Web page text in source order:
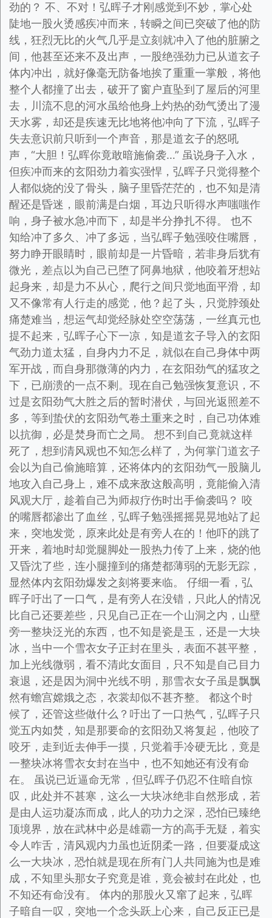
劲的？ 不、不对！弘晖子才刚感觉到不妙，掌心处
陡地一股火烫感疾冲而来，转瞬之间已突破了他的防
线，狂烈无比的火气几乎是立刻就冲入了他的脏腑之
间，他甚至还来不及出声，一股绝强劲力已从道玄子
体内冲出，就好像毫无防备地挨了重重一掌般，将他
整个人都撞了出去，破开了窗户直坠到了屋后的河里
去，川流不息的河水虽给他身上灼热的劲气烫出了漫
天水雾，却还是疾速无比地将他冲向了下流，弘晖子
失去意识前只听到一个声音，那是道玄子的怒吼
声，“大胆！弘晖你竟敢暗施偷袭…” 虽说身子入水，
但疾冲而来的玄阳劲力着实强悍，弘晖子只觉得整个
人都似烧的没了骨头，脑子里昏茫茫的，也不知是清
醒还是昏迷，眼前满是白烟，耳边只听得水声嗤嗤作
响，身子被水急冲而下，却是半分挣扎不得。 也不
知给冲了多久、冲了多远，当弘晖子勉强咬住嘴唇，
努力睁开眼睛时，眼前却是一片昏暗，若非身后犹有
微光，差点以为自己已堕了阿鼻地狱，他咬着牙想站
起身来，却是力不从心，爬行之间只觉地面平滑，却
又不像常有人行走的感觉，他？起了头，只觉脖颈处
痛楚难当，想运气却觉经脉处空空荡荡，一丝真元也
提不起来，弘晖子心下一凉，知是道玄子导入的玄阳
气劲力道太猛，自身内力不足，就似在自己身体中两
军开战，而自身那微薄的内力，在玄阳劲气的猛攻之
下，已崩溃的一点不剩。现在自己勉强恢复意识，不
过是玄阳劲气大胜之后的暂时潜伏，与回光返照差不
多，等到蛰伏的玄阳劲气卷土重来之时，自己功体难
以抗御，必是焚身而亡之局。 想不到自己竟就这样
死了，想到清风观也不知怎么样了，为何掌门道玄子
会以为自己偷施暗算，还将体内的玄阳劲气一股脑儿
地攻入自己身上，难不成来敌这般高明，竟能偷入清
风观大厅，趁着自己为师叔疗伤时出手偷袭吗？ 咬
的嘴唇都渗出了血丝，弘晖子勉强摇摇晃晃地站了起
来，突地发觉，原来此处是有旁人在的！他吓的跳了
开来，着地时却觉腿脚处一股热力传了上来，烧的他
又昏沈了些，连小腿撞到的痛楚都薄弱的无影无踪，
显然体内玄阳劲爆发之刻将要来临。 仔细一看，弘
晖子吁出了一口气，是有旁人在没错，只此人的情况
比自己还要差些，只见自己正在一个山洞之内，山壁
旁一整块泛光的东西，也不知是瓷是玉，还是一大块
冰，当中一个雪衣女子正封在里头，表面不甚平整，
加上光线微弱，看不清此女面目，只不知是自己目力
衰退，还是因为洞中光线不明，那雪衣女子虽是飘飘
然有蟾宫嫦娥之态，衣裳却似不甚齐整。 都这个时
候了，还管这些做什么？吁出了一口热气，弘晖子只
觉五内如焚，知是那要命的玄阳劲又将复起，他咬了
咬牙，走到近去伸手一摸，只觉着手冷硬无比，竟是
一整块冰将雪衣女封在当中，也不知她还有没有命
在。 虽说已近逼命无常，但弘晖子仍忍不住暗自惊
叹，此处并不甚寒，这么一大块冰绝非自然形成，若
是由人运功凝冻而成，此人的功力之深，恐怕已臻绝
顶境界，放在武林中必是雄霸一方的高手无疑，着实
令人咋舌，清风观内力虽也近阴柔一路，但要凝成这
么一大块冰，恐怕就是现在所有门人共同施为也是难
成，不知里头那女子究竟是谁，竟会被封在此处，也
不知还有命没有。 体内的那股火又窜了起来，弘晖
子暗自一叹，突地一个念头跃上心来，自己反正已是